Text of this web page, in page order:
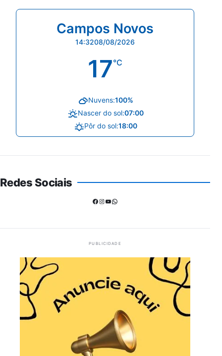
Campos Novos
14:3208/08/2026
17°C
Nuvens:100%
Nascer do sol:07:00
Pôr do sol:18:00
Redes Sociais
Facebook
Instagram
Youtube
WhatsApp
PUBLICIDADE